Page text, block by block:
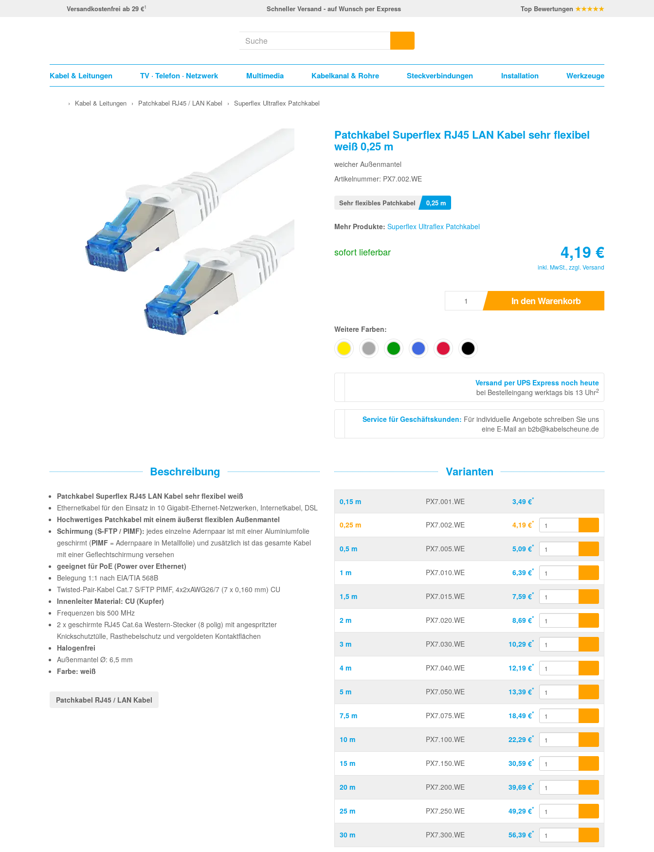
Versandkostenfrei ab 29 €1 Schneller Versand - auf Wunsch per Express Top Bewertungen ★★★★★
Kabel & Leitungen TV · Telefon · Netzwerk Multimedia Kabelkanal & Rohre Steckverbindungen Installation Werkzeuge
› Kabel & Leitungen › Patchkabel RJ45 / LAN Kabel › Superflex Ultraflex Patchkabel
Patchkabel Superflex RJ45 LAN Kabel sehr flexibel
weiß 0,25 m
weicher Außenmantel
Artikelnummer: PX7.002.WE
Sehr flexibles Patchkabel 0,25 m
Mehr Produkte: Superflex Ultraflex Patchkabel
sofort lieferbar 4,19 €
inkl. MwSt., zzgl. Versand
In den Warenkorb
Weitere Farben:
Versand per UPS Express noch heute
bei Bestelleingang werktags bis 13 Uhr2
Service für Geschäftskunden: Für individuelle Angebote schreiben Sie uns
eine E-Mail an b2b@kabelscheune.de
Varianten
0,15 m PX7.001.WE 3,49 €*
0,25 m PX7.002.WE 4,19 €*
0,5 m PX7.005.WE 5,09 €*
1 m PX7.010.WE 6,39 €*
1,5 m PX7.015.WE 7,59 €*
2 m PX7.020.WE 8,69 €*
3 m PX7.030.WE 10,29 €*
4 m PX7.040.WE 12,19 €*
5 m PX7.050.WE 13,39 €*
7,5 m PX7.075.WE 18,49 €*
10 m PX7.100.WE 22,29 €*
15 m PX7.150.WE 30,59 €*
20 m PX7.200.WE 39,69 €*
25 m PX7.250.WE 49,29 €*
30 m PX7.300.WE 56,39 €*
Beschreibung
Patchkabel Superflex RJ45 LAN Kabel sehr flexibel weiß
Ethernetkabel für den Einsatz in 10 Gigabit-Ethernet-Netzwerken, Internetkabel, DSL
Hochwertiges Patchkabel mit einem äußerst flexiblen Außenmantel
Schirmung (S-FTP / PIMF): jedes einzelne Adernpaar ist mit einer Aluminiumfolie
geschirmt (PIMF = Adernpaare in Metallfolie) und zusätzlich ist das gesamte Kabel
mit einer Geflechtschirmung versehen
geeignet für PoE (Power over Ethernet)
Belegung 1:1 nach EIA/TIA 568B
Twisted-Pair-Kabel Cat.7 S/FTP PIMF, 4x2xAWG26/7 (7 x 0,160 mm) CU
Innenleiter Material: CU (Kupfer)
Frequenzen bis 500 MHz
2 x geschirmte RJ45 Cat.6a Western-Stecker (8 polig) mit angespritzter
Knickschutztülle, Rasthebelschutz und vergoldeten Kontaktflächen
Halogenfrei
Außenmantel Ø: 6,5 mm
Farbe: weiß
Patchkabel RJ45 / LAN Kabel